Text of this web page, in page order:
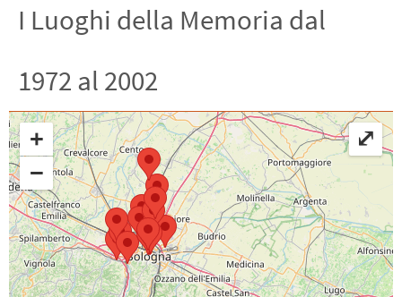
I Luoghi della Memoria dal
1972 al 2002
+
−
⤢